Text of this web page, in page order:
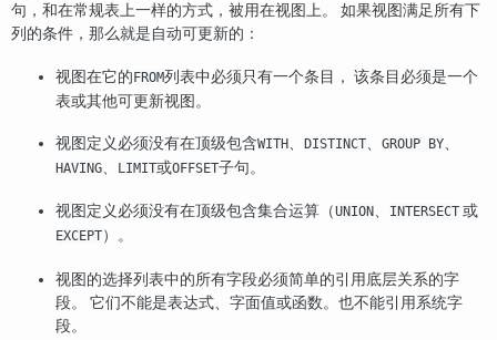
句，和在常规表上一样的方式，被用在视图上。 如果视图满足所有下
列的条件，那么就是自动可更新的：
视图在它的FROM列表中必须只有一个条目， 该条目必须是一个
表或其他可更新视图。
视图定义必须没有在顶级包含WITH、 DISTINCT、 GROUP BY、
HAVING、 LIMIT或OFFSET子句。
视图定义必须没有在顶级包含集合运算（UNION、 INTERSECT 或
EXCEPT）。
视图的选择列表中的所有字段必须简单的引用底层关系的字
段。 它们不能是表达式、字面值或函数。也不能引用系统字
段。